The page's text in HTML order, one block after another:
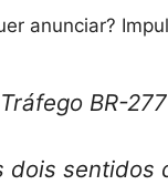
anunciar?
BR-
dois